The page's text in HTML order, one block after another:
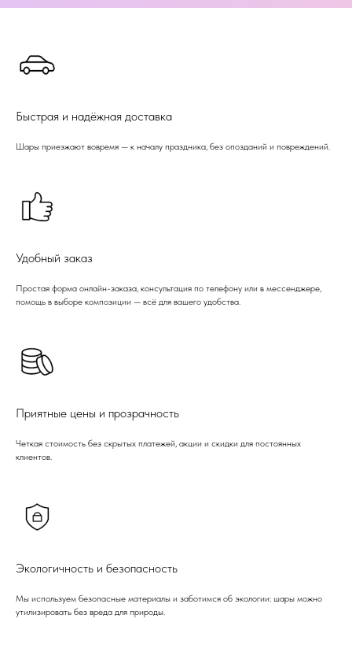
Быстрая и надёжная доставка
Шары приезжают вовремя — к началу праздника, без опозданий и повреждений.
Удобный заказ
Простая форма онлайн-заказа, консультация по телефону или в мессенджере,
помощь в выборе композиции — всё для вашего удобства.
Приятные цены и прозрачность
Четкая стоимость без скрытых платежей, акции и скидки для постоянных
клиентов.
Экологичность и безопасность
Мы используем безопасные материалы и заботимся об экологии: шары можно
утилизировать без вреда для природы.